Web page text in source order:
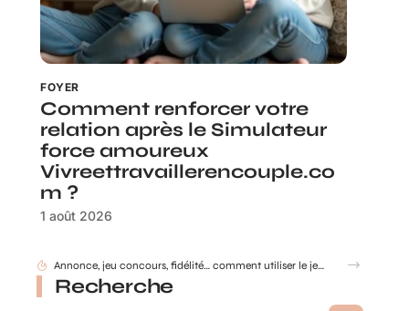
FOYER
Comment renforcer votre
relation après le Simulateur
force amoureux
Vivreettravaillerencouple.co
m ?
1 août 2026
Annonce, jeu concours, fidélité… comment utiliser le jeu à gratter personnalisé ?
Recherche